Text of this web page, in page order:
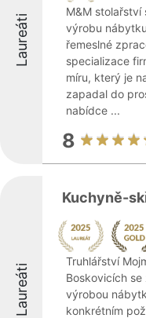
Laureáti
M&M stolařství
výrobu
řemeslné
specializace
míru, který je
zapadal do
nabídce ...
8
Laureáti
Kuchyně-
Truhlářství
Boskovicích
výrobou
konkrétním